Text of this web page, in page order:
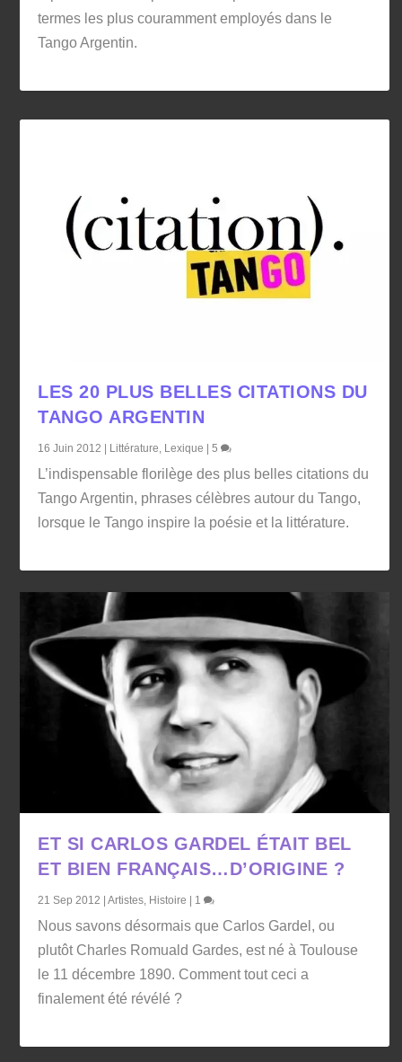
termes les plus couramment employés dans le
Tango Argentin.
LES 20 PLUS BELLES CITATIONS DU
TANGO ARGENTIN
16 Juin 2012 Littérature, Lexique |5
L’indispensable florilège des plus belles citations du
Tango Argentin, phrases célèbres autour du Tango,
lorsque le Tango inspire la poésie et la littérature.
ET SI CARLOS GARDEL ÉTAIT BEL
ET BIEN FRANÇAIS…D’ORIGINE ?
21 Sep 2012 |Artistes, Histoire 1
Nous savons désormais que Carlos Gardel, ou
plutôt Charles Romuald Gardes, est né à Toulouse
le 11 décembre 1890. Comment tout ceci a
finalement été révélé ?